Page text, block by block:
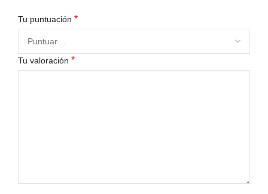
Tu puntuación *
Tu valoración *